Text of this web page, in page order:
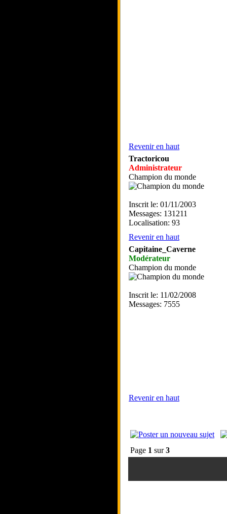
Revenir en haut
Tractoricou
Administrateur
Champion du monde
Inscrit le: 01/11/2003
Messages: 131211
Localisation: 93
Revenir en haut
Capitaine_Caverne
Modérateur
Champion du monde
Inscrit le: 11/02/2008
Messages: 7555
Revenir en haut
Page 1 sur3